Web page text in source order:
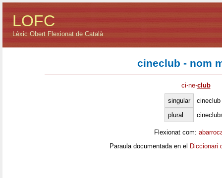
LOFC
Lèxic Obert Flexionat de Català
cineclub - nom
ci·ne·club
singular
cineclub
plural
Flexionat com:
Paraula documentada en el Diccionari